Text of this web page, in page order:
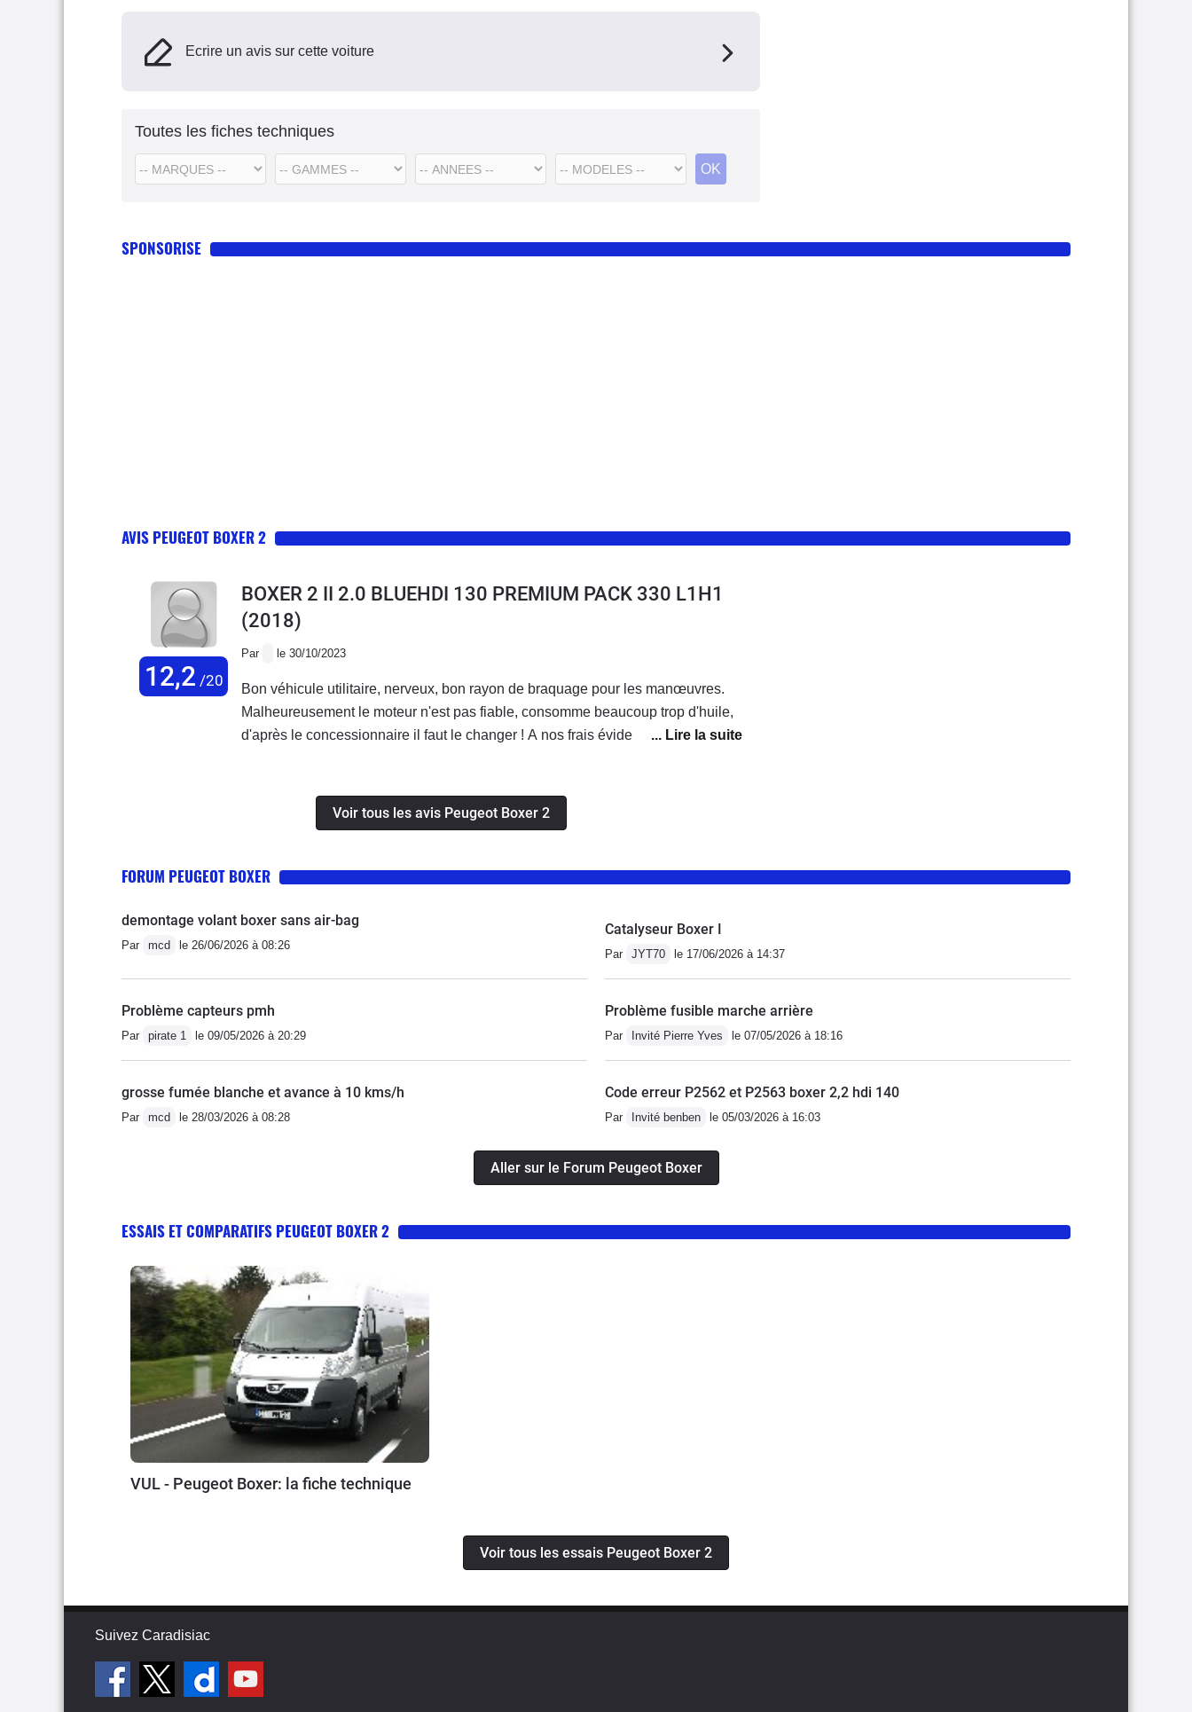
Ecrire un avis sur cette voiture
Toutes les fiches techniques
SPONSORISE
AVIS PEUGEOT BOXER 2
12,2 /20
BOXER 2 II 2.0 BLUEHDI 130 PREMIUM PACK 330 L1H1
(2018)
Par le 30/10/2023
Bon véhicule utilitaire, nerveux, bon rayon de braquage pour les manœuvres.
Malheureusement le moteur n'est pas fiable, consomme beaucoup trop d'huile,
d'après le concessionnaire il faut le changer ! A nos frais évidemment...
Voir tous les avis Peugeot Boxer 2
FORUM PEUGEOT BOXER
demontage volant boxer sans air-bag
Par mcd le 26/06/2026 à 08:26
Catalyseur Boxer I
Par JYT70 le 17/06/2026 à 14:37
Problème capteurs pmh
Par pirate 1 le 09/05/2026 à 20:29
Problème fusible marche arrière
Par Invité Pierre Yves le 07/05/2026 à 18:16
grosse fumée blanche et avance à 10 kms/h
Par mcd le 28/03/2026 à 08:28
Code erreur P2562 et P2563 boxer 2,2 hdi 140
Par Invité benben le 05/03/2026 à 16:03
Aller sur le Forum Peugeot Boxer
ESSAIS ET COMPARATIFS PEUGEOT BOXER 2
VUL - Peugeot Boxer: la fiche technique
Voir tous les essais Peugeot Boxer 2
Suivez Caradisiac